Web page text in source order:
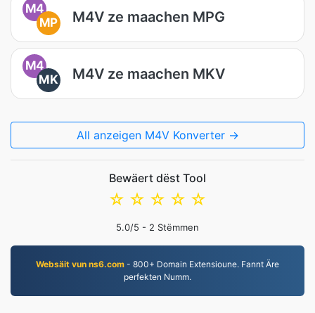
M4
MP
M4V ze maachen MPG
M4
MK
M4V ze maachen MKV
All anzeigen M4V Konverter →
Bewäert dëst Tool
☆
☆
☆
☆
☆
5.0/5 - 2 Stëmmen
Websäit vun ns6.com - 800+ Domain Extensioune. Fannt Äre
perfekten Numm.